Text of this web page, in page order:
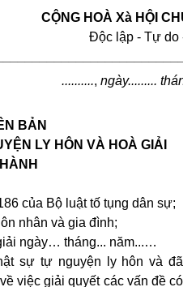
CỘNG HOÀ Xà HỘI CHỦ
Độc lập - Tự do -
.........., ngày......... tháng
BẢN
LY HÔN VÀ HOÀ GIẢI
của Bộ luật tố tụng dân sự;
nhân và gia đình;
ngày… tháng... năm...…
sự tự nguyện ly hôn và đã
việc giải quyết các vấn đề có